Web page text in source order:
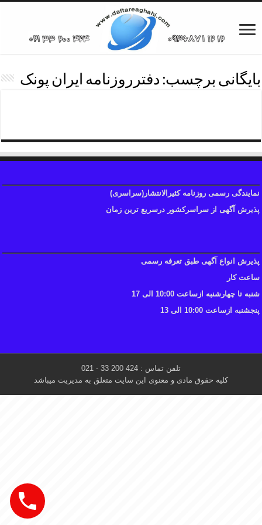
بایگانی برچسب: دفترروزنامه ایران پونک
نمایندگی رسمی روزنامه کثیرالانتشار(سراسری)
پذیرش آگهی از سراسرکشور درسریع ترین زمان
پذیرش انواع آگهی طبق تعرفه رسمی
ساعت کار
شنبه تا چهارشنبه ازساعت 10:00 الی 17
پنجشنبه ازساعت 10:00 الی 13
تلفن تماس : 424 200 33 - 021
کلیه حقوق مادی و معنوی این سایت متعلق به مدیریت میباشد